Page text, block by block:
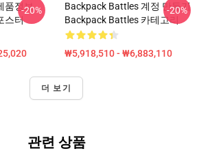
품정보
스터
-20%
Backpack Battles 계정 만들기
Backpack Battles 카테고리
₩5,918,510 - ₩6,883,110
-20%
더 보기
관련 상품